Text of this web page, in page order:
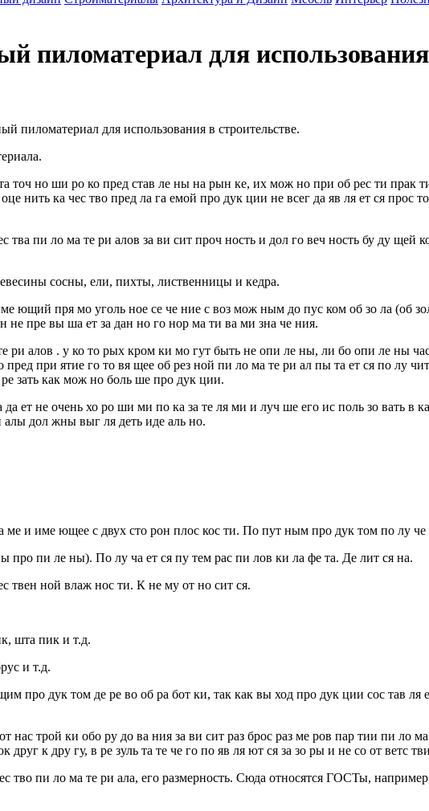
пиломатериал для
пиломатериал для использования в строительстве.
точ но ши ро ко пред став ле ны на рын ке, их мож но при об рес ти прак
нить ка чес тво пред ла га емой про дук ции не всег да яв ля ет ся прос
тва пи ло ма те ри алов за ви сит проч ность и дол го веч ность бу ду
сосны, ели, пихты, лиственницы и кедра.
ющий пря мо уголь ное се че ние с воз мож ным до пус ком об зо ла (об
не пре вы ша ет за дан но го нор ма ти ва ми зна че ния.
ри алов . у ко то рых кром ки мо гут быть не опи ле ны, ли бо опи ле ны
при ятие го то вя щее об рез ной пи ло ма те ри ал пы та ет ся по лу
зать как мож но боль ше про дук ции.
ет не очень хо ро ши ми по ка за те ля ми и луч ше его ис поль зо вать в ка
дол жны выг ля деть иде аль но.
и име ющее с двух сто рон плос кос ти. По пут ным про дук том по лу че
про пи ле ны). По лу ча ет ся пу тем рас пи лов ки ла фе та. Де лит ся на.
твен ной влаж нос ти. К не му от но сит ся.
шта пик и т.д.
и т.д.
про дук том де ре во об ра бот ки, так как вы ход про дук ции сос тав
нас трой ки обо ру до ва ния за ви сит раз брос раз ме ров пар тии пи ло
к дру гу, в ре зуль та те че го по яв ля ют ся за зо ры и не со от ветс
тво пи ло ма те ри ала, его размерность. Сюда относятся ГОСТы,